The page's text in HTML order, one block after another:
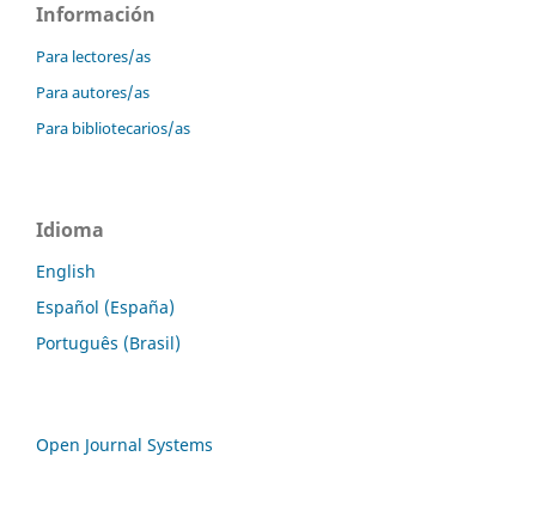
Información
Para lectores/as
Para autores/as
Para bibliotecarios/as
Idioma
English
Español (España)
Português (Brasil)
Open Journal Systems